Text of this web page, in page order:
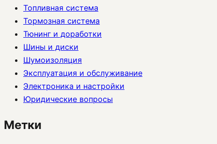
Топливная система
Тормозная система
Тюнинг и доработки
Шины и диски
Шумоизоляция
Эксплуатация и обслуживание
Электроника и настройки
Юридические вопросы
Метки